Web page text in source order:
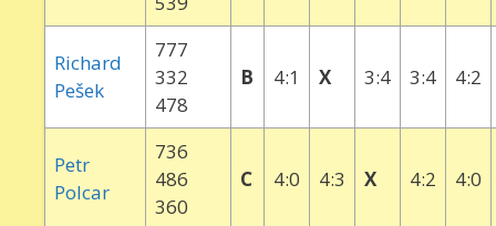
Richard
Pešek
777
332
478
B 4:1 X 3:4 3:4 4:2
Petr
Polcar
736
486
360
C 4:0 4:3 X 4:2 4:0